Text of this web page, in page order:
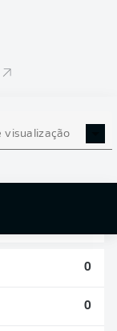
visualização
2027
0
0